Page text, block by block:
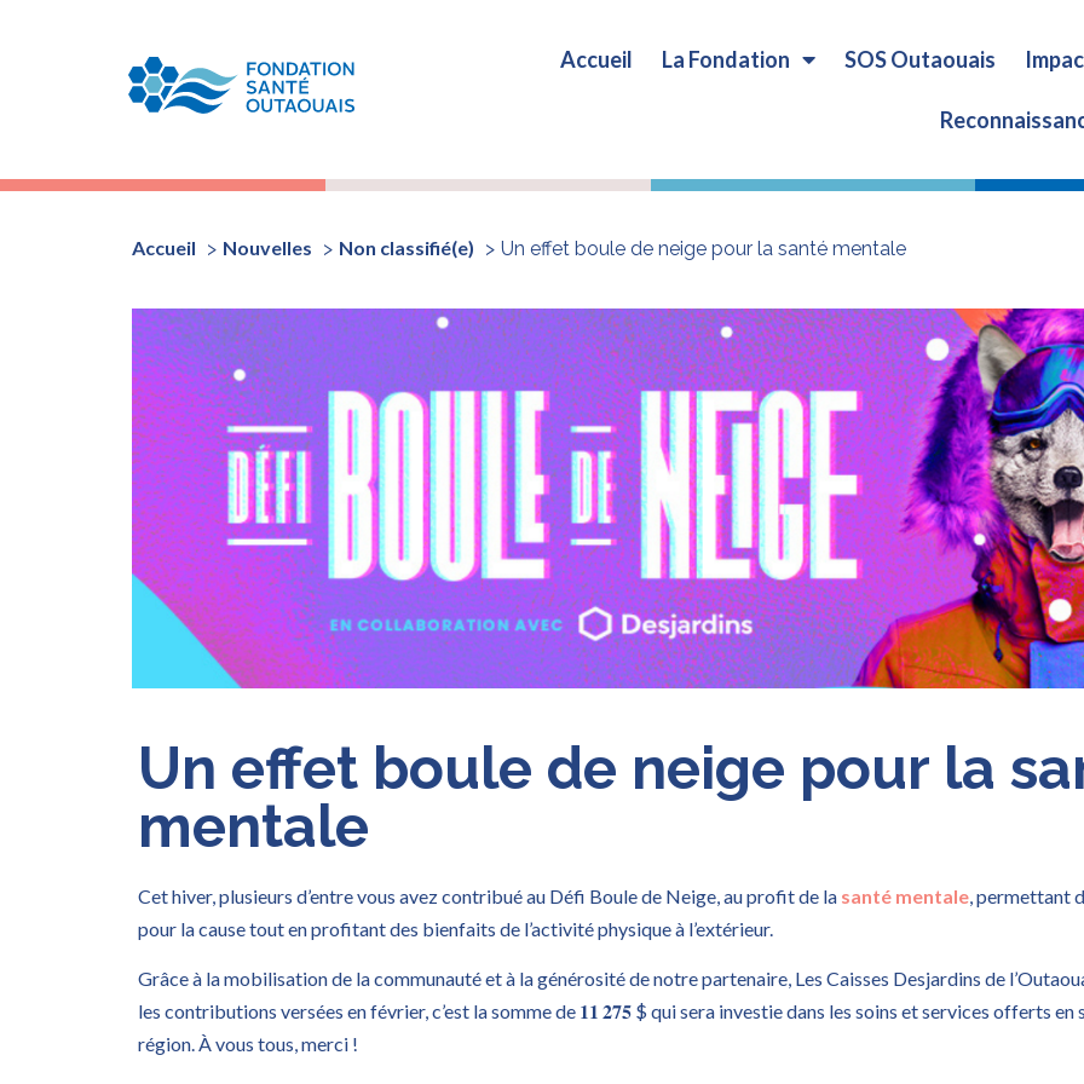
Accueil La Fondation SOS Outaouais
Taille du texte: 1x 1.25x
Accueil Nouvelles Non classifié(e) Un effet boule de neige pour la santé mentale
Un effet boule de neige pour la
mentale
Cet hiver, plusieurs d’entre vous avez contribué au Défi Boule de Neige, au profit de la santé mentale, permettant
pour la cause tout en profitant des bienfaits de l’activité physique à l’extérieur.
Grâce à la mobilisation de la communauté et à la générosité de notre partenaire, Les Caisses Desjardins de
les contributions versées en février, c’est la somme de 𝟏𝟏 𝟐𝟕𝟓 $ qui sera investie dans les soins et services offerts
région. À vous tous, merci !